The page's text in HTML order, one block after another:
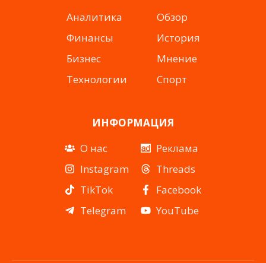
Аналитика
Финансы
Бизнес
Технологии
Обзор
История
Мнение
Спорт
ИНФОРМАЦИЯ
О нас
Instagram
TikTok
Telegram
Реклама
Threads
Facebook
YouTube